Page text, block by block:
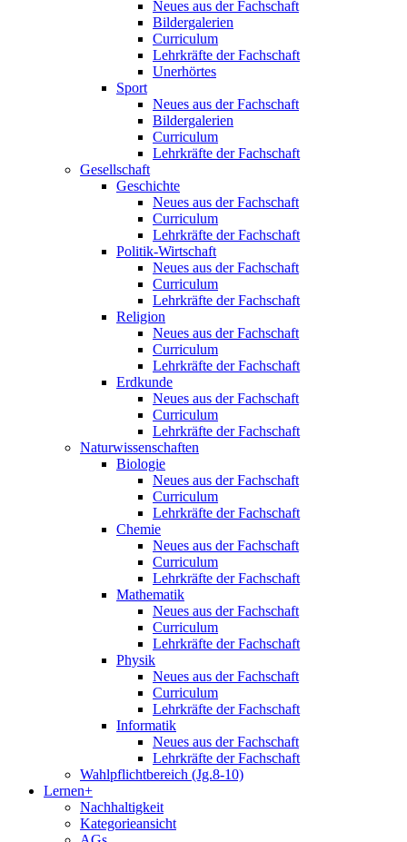
Neues aus der Fachschaft
Bildergalerien
Curriculum
Lehrkräfte der Fachschaft
Unerhörtes
Sport
Neues aus der Fachschaft
Bildergalerien
Curriculum
Lehrkräfte der Fachschaft
Gesellschaft
Geschichte
Neues aus der Fachschaft
Curriculum
Lehrkräfte der Fachschaft
Politik-Wirtschaft
Neues aus der Fachschaft
Curriculum
Lehrkräfte der Fachschaft
Religion
Neues aus der Fachschaft
Curriculum
Lehrkräfte der Fachschaft
Erdkunde
Neues aus der Fachschaft
Curriculum
Lehrkräfte der Fachschaft
Naturwissenschaften
Biologie
Neues aus der Fachschaft
Curriculum
Lehrkräfte der Fachschaft
Chemie
Neues aus der Fachschaft
Curriculum
Lehrkräfte der Fachschaft
Mathematik
Neues aus der Fachschaft
Curriculum
Lehrkräfte der Fachschaft
Physik
Neues aus der Fachschaft
Curriculum
Lehrkräfte der Fachschaft
Informatik
Neues aus der Fachschaft
Lehrkräfte der Fachschaft
Wahlpflichtbereich (Jg.8-10)
Lernen+
Nachhaltigkeit
Kategorieansicht